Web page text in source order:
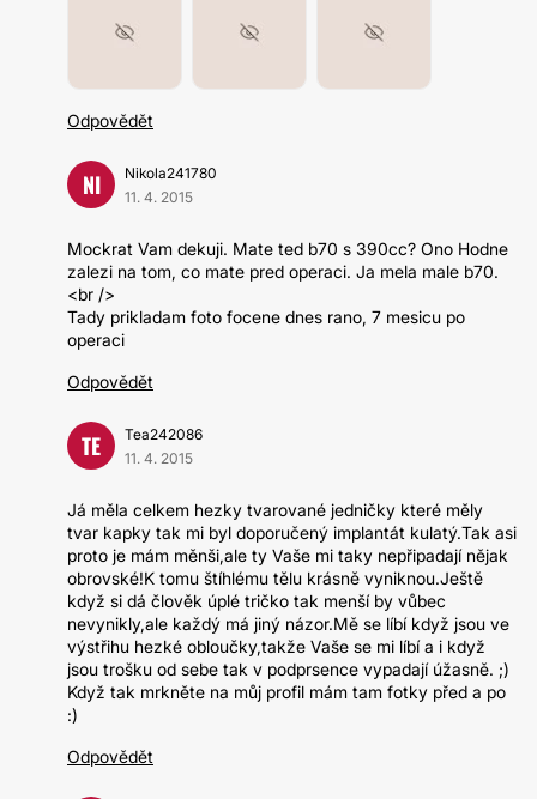
Odpovědět
NI
Nikola241780
11. 4. 2015
Mockrat Vam dekuji. Mate ted b70 s 390cc? Ono Hodne
zalezi na tom, co mate pred operaci. Ja mela male b70.
<br />
Tady prikladam foto focene dnes rano, 7 mesicu po
operaci
Odpovědět
TE
Tea242086
11. 4. 2015
Já měla celkem hezky tvarované jedničky které měly
tvar kapky tak mi byl doporučený implantát kulatý.Tak asi
proto je mám měnši,ale ty Vaše mi taky nepřipadají nějak
obrovské!K tomu štíhlému tělu krásně vyniknou.Ještě
když si dá člověk úplé tričko tak menší by vůbec
nevynikly,ale každý má jiný názor.Mě se líbí když jsou ve
výstřihu hezké obloučky,takže Vaše se mi líbí a i když
jsou trošku od sebe tak v podprsence vypadají úžasně. ;)
Když tak mrkněte na můj profil mám tam fotky před a po
:)
Odpovědět